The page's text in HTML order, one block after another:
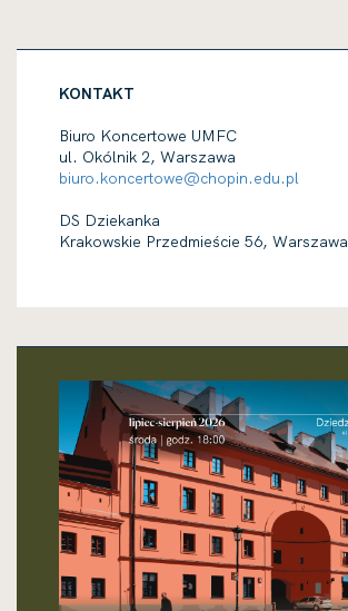
KONTAKT
Biuro Koncertowe UMFC
ul. Okólnik 2, Warszawa
biuro.koncertowe@chopin.edu.pl
DS Dziekanka
Krakowskie Przedmieście 56, Warszawa